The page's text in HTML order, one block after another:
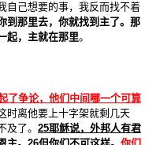
自己想要的事，我反而找不着
到那里去，你就找到主了。那
起，主就在那里。
了争论，他们中间哪一个可算
时离他要上十字架就剩几天
了。 25耶稣说，外邦人有君